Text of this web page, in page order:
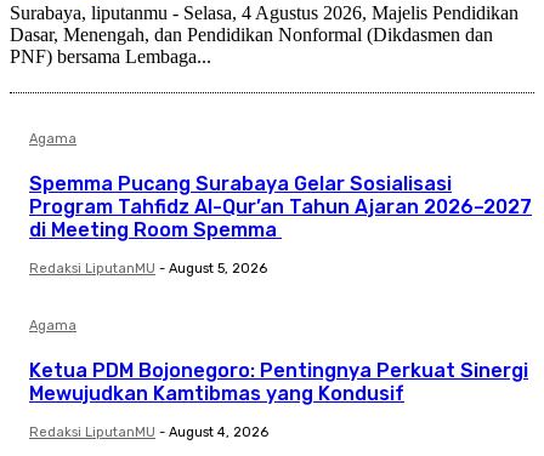
Surabaya, liputanmu - Selasa, 4 Agustus 2026, Majelis Pendidikan
Dasar, Menengah, dan Pendidikan Nonformal (Dikdasmen dan
PNF) bersama Lembaga...
Agama
Spemma Pucang Surabaya Gelar Sosialisasi
Program Tahfidz Al-Qur’an Tahun Ajaran 2026–2027
di Meeting Room Spemma
Redaksi LiputanMU - August 5, 2026
Agama
Ketua PDM Bojonegoro: Pentingnya Perkuat Sinergi
Mewujudkan Kamtibmas yang Kondusif
Redaksi LiputanMU - August 4, 2026